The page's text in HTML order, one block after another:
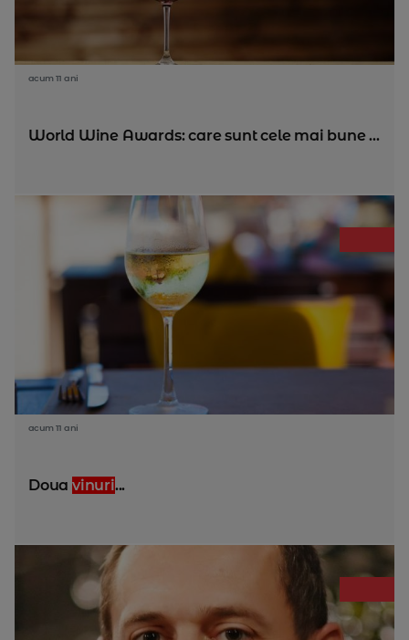
acum 11 ani
World Wine Awards: care sunt cele mai bune ...
acum 11 ani
Doua vinuri...